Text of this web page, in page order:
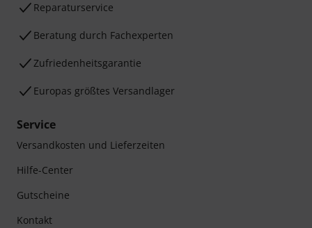
Reparaturservice
Beratung durch Fachexperten
Zufriedenheitsgarantie
Europas größtes Versandlager
Service
Versandkosten und Lieferzeiten
Hilfe-Center
Gutscheine
Kontakt